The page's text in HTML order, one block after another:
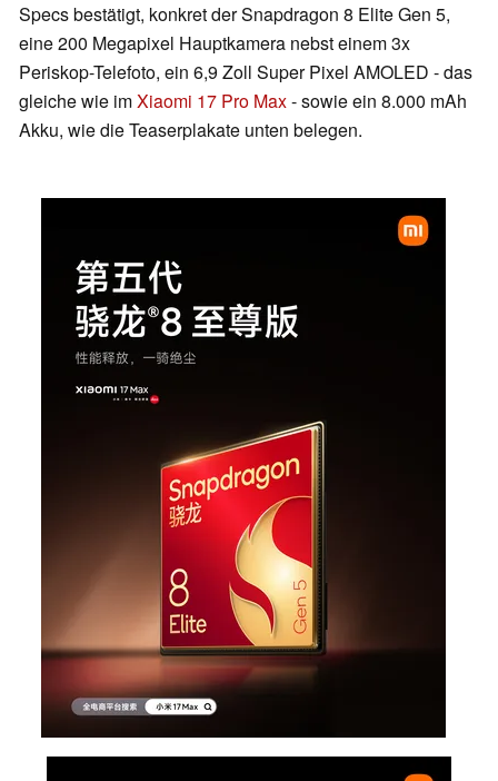
Specs bestätigt, konkret der Snapdragon 8 Elite Gen 5,
eine 200 Megapixel Hauptkamera nebst einem 3x
Periskop-Telefoto, ein 6,9 Zoll Super Pixel AMOLED - das
gleiche wie imXiaomi 17 Pro Max- sowie ein 8.000 mAh
Akku, wie die Teaserplakate unten belegen.